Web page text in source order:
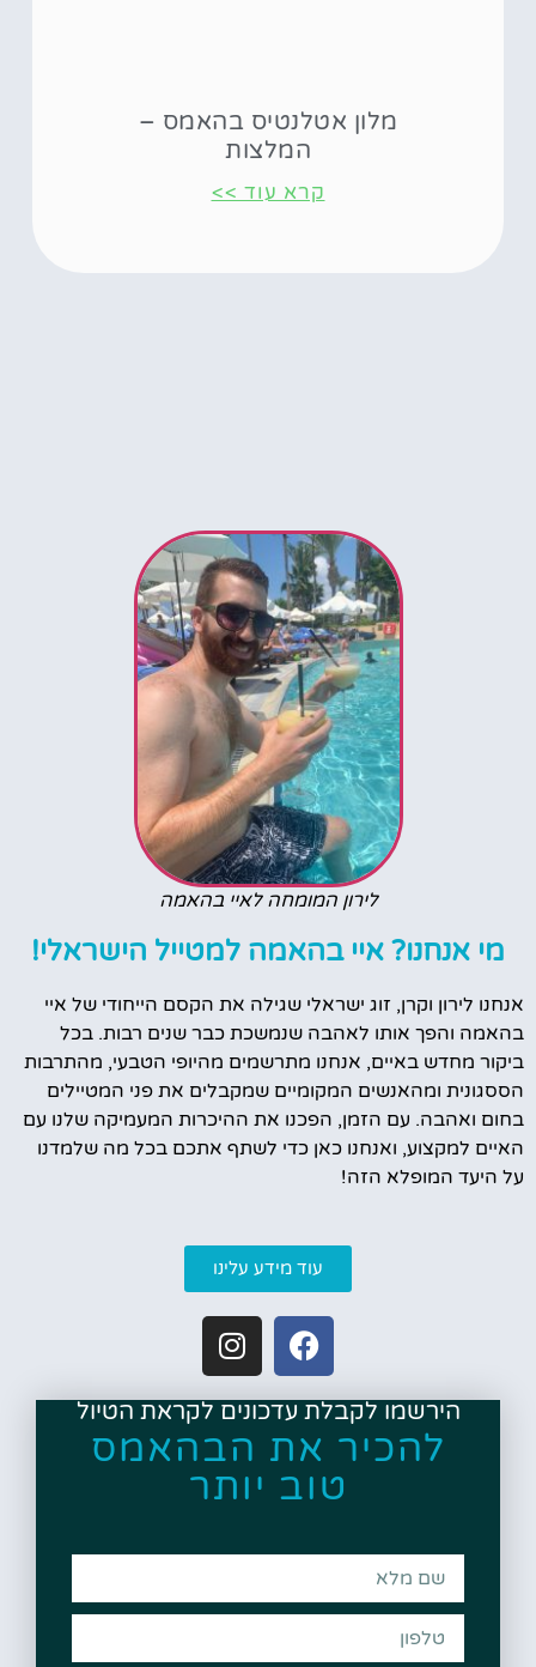
מלון אטלנטיס בהאמס –
המלצות
קרא עוד >>
לירון המומחה לאיי בהאמה
מי אנחנו? איי בהאמה למטייל הישראלי!
אנחנו לירון וקרן, זוג ישראלי שגילה את הקסם הייחודי של איי
בהאמה והפך אותו לאהבה שנמשכת כבר שנים רבות. בכל
ביקור מחדש באיים, אנחנו מתרשמים מהיופי הטבעי, מהתרבות
הססגונית ומהאנשים המקומיים שמקבלים את פני המטיילים
בחום ואהבה. עם הזמן, הפכנו את ההיכרות המעמיקה שלנו עם
האיים למקצוע, ואנחנו כאן כדי לשתף אתכם בכל מה שלמדנו
על היעד המופלא הזה!
עוד מידע עלינו
הירשמו לקבלת עדכונים לקראת הטיול
להכיר את הבהאמס
טוב יותר